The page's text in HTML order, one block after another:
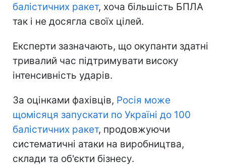
балістичних ракет, хоча більшість БПЛА
так і не досягла своїх цілей.
Експерти зазначають, що окупанти здатні
тривалий час підтримувати високу
інтенсивність ударів.
За оцінками фахівців, Росія може
щомісяця запускати по Україні до 100
балістичних ракет, продовжуючи
систематичні атаки на виробництва,
склади та об'єкти бізнесу.